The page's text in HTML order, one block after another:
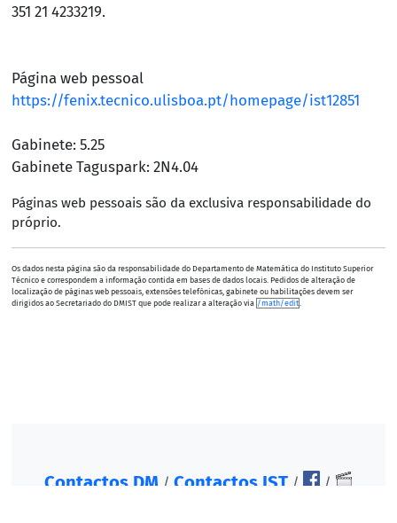
351 21 4233219.
Página web pessoal
https://fenix.tecnico.ulisboa.pt/homepage/ist12851
Gabinete: 5.25
Gabinete Taguspark: 2N4.04
Páginas web pessoais são da exclusiva responsabilidade do
próprio.
Os dados nesta página são da responsabilidade do Departamento de Matemática do Instituto Superior
Técnico e correspondem a informação contida em bases de dados locais. Pedidos de alteração de
localização de páginas web pessoais, extensões telefónicas, gabinete ou habilitações devem ser
dirigidos ao Secretariado do DMIST que pode realizar a alteração via /math/edit.
Contactos DM / Contactos IST/
/